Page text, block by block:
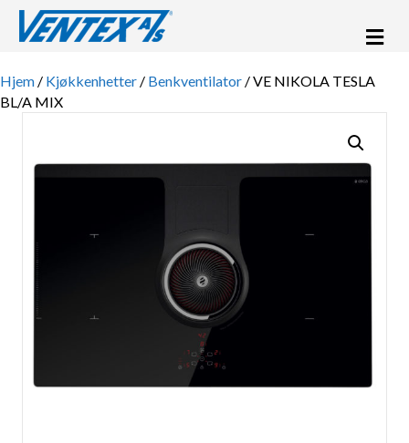
Hjem / Kjøkkenhetter / Benkventilator / VE NIKOLA TESLA
BL/A MIX